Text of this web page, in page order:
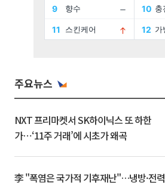
주요뉴스
NXT 프리마켓서 SK하이닉스 또 하한
가⋯‘11주 거래’에 시초가 왜곡
李 "폭염은 국가적 기후재난"…냉방·전력